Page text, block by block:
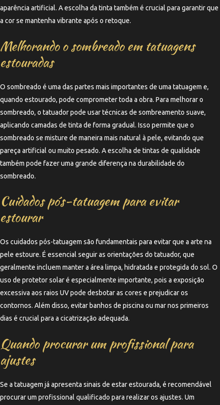
aparência artificial. A escolha da tinta também é crucial para garantir que
a cor se mantenha vibrante após o retoque.
Melhorando o sombreado em tatuagens
estouradas
O sombreado é uma das partes mais importantes de uma tatuagem e,
quando estourado, pode comprometer toda a obra. Para melhorar o
sombreado, o tatuador pode usar técnicas de sombreamento suave,
aplicando camadas de tinta de forma gradual. Isso permite que o
sombreado se misture de maneira mais natural à pele, evitando que
pareça artificial ou muito pesado. A escolha de tintas de qualidade
também pode fazer uma grande diferença na durabilidade do
sombreado.
Cuidados pós-tatuagem para evitar
estourar
Os cuidados pós-tatuagem são fundamentais para evitar que a arte na
pele estoure. É essencial seguir as orientações do tatuador, que
geralmente incluem manter a área limpa, hidratada e protegida do sol. O
uso de protetor solar é especialmente importante, pois a exposição
excessiva aos raios UV pode desbotar as cores e prejudicar os
contornos. Além disso, evitar banhos de piscina ou mar nos primeiros
dias é crucial para a cicatrização adequada.
Quando procurar um profissional para
ajustes
Se a tatuagem já apresenta sinais de estar estourada, é recomendável
procurar um profissional qualificado para realizar os ajustes. Um